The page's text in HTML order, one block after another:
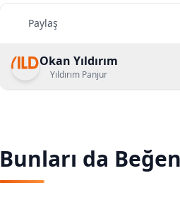
Paylaş
Okan Yıldırım
Yıldırım Panjur
Bunları da